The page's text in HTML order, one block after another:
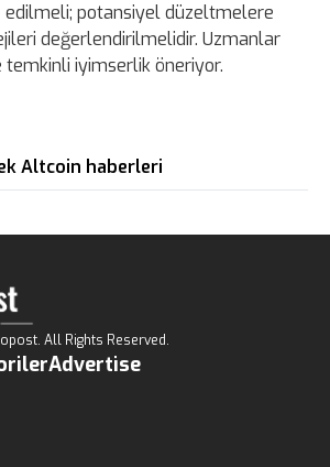
potansiyel düzeltmelere
değerlendirilmelidir. Uzmanlar
iyimserlik öneriyor.
Altcoin haberleri
All Rights Reserved.
Advertise